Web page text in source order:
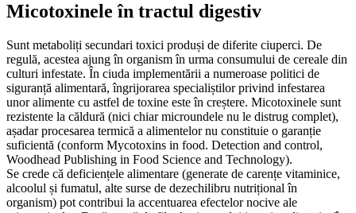
Micotoxinele în tractul digestiv
Sunt metaboliți secundari toxici produși de diferite ciuperci. De
regulă, acestea ajung în organism în urma consumului de cereale din
culturi infestate. În ciuda implementării a numeroase politici de
siguranță alimentară, îngrijorarea specialiștilor privind infestarea
unor alimente cu astfel de toxine este în creștere. Micotoxinele sunt
rezistente la căldură (nici chiar microundele nu le distrug complet),
așadar procesarea termică a alimentelor nu constituie o garanție
suficientă (conform Mycotoxins in food. Detection and control,
Woodhead Publishing in Food Science and Technology).
Se crede că deficiențele alimentare (generate de carențe vitaminice,
alcoolul și fumatul, alte surse de dezechilibru nutrițional în
organism) pot contribui la accentuarea efectelor nocive ale